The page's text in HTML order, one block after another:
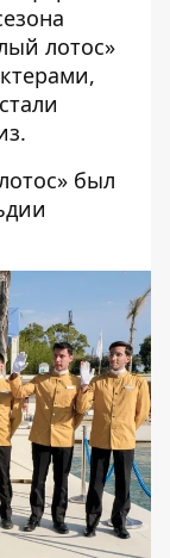
лотос»
был